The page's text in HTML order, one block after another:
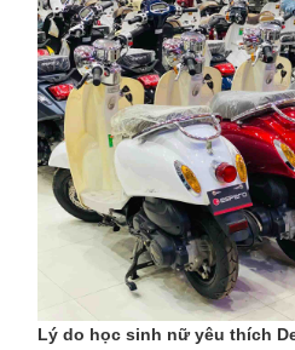
Lý do học sinh nữ yêu thích